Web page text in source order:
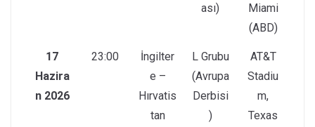
ası)
Miami
(ABD)
17
Hazira
n 2026
23:00
İngilter
e –
Hırvatis
tan
L Grubu
(Avrupa
Derbisi
)
AT&T
Stadiu
m,
Texas